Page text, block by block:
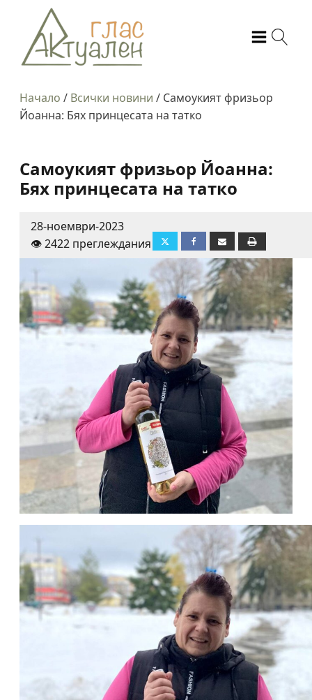
Начало / Всички новини / Самоукият фризьор
Йоанна: Бях принцесата на татко
Самоукият фризьор Йоанна:
Бях принцесата на татко
28-ноември-2023
👁️ 2422 преглеждания